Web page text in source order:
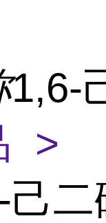
1,6-
>
己二